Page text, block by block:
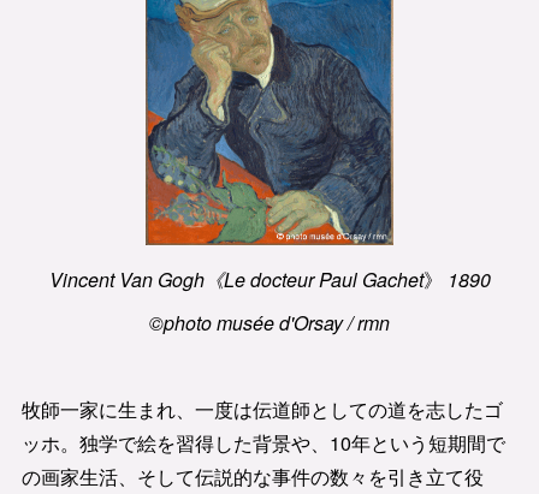
Vincent Van Gogh《Le docteur Paul Gachet》
1890
©photo musée d'Orsay / rmn
牧師一家に生まれ、一度は伝道師としての道を志したゴ
ッホ。独学で絵を習得した背景や、10年という短期間で
の画家生活、そして伝説的な事件の数々を引き立て役